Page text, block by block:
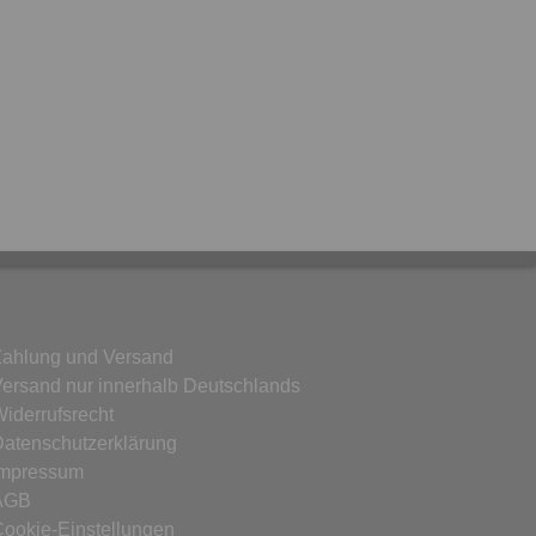
und Versand
nur innerhalb Deutschlands
Einstellungen